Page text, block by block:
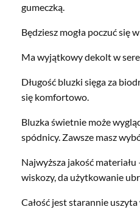
gumeczką.
Będziesz mogła poczuć się
Ma wyjątkowy dekolt w
Długość bluzki sięga za
się komfortowo.
Bluzka świetnie może
spódnicy. Zawsze masz
Najwyższa jakość
wiskozy, da użytkowanie
Całość jest starannie